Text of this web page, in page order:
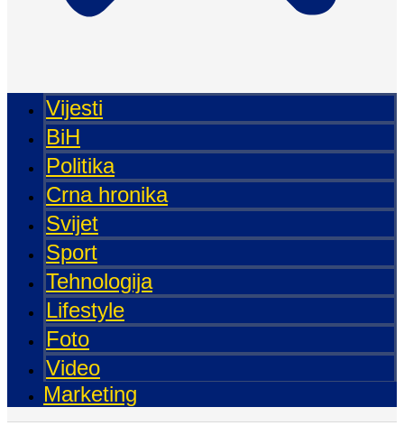
Vijesti
BiH
Politika
Crna hronika
Svijet
Sport
Tehnologija
Lifestyle
Foto
Video
Marketing